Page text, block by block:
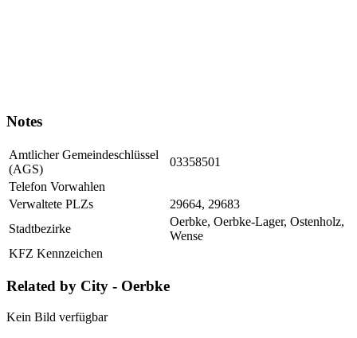
Notes
Amtlicher Gemeindeschlüssel
(AGS)
03358501
Telefon Vorwahlen
Verwaltete PLZs
29664, 29683
Stadtbezirke
Oerbke, Oerbke-Lager, Ostenholz,
Wense
KFZ Kennzeichen
Related by City - Oerbke
Kein Bild verfügbar